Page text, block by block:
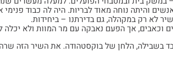
והיתה נוחה מאוד לבריות. היה לה כבוד
לא רק במקהלה, גם בדירתנו – ביחידות.
וכאבים, אך הפעם נאבקה עם מר המוות ולא יכלה
בשבילה, הלחן של בוקסטהודה. את השיר הזה